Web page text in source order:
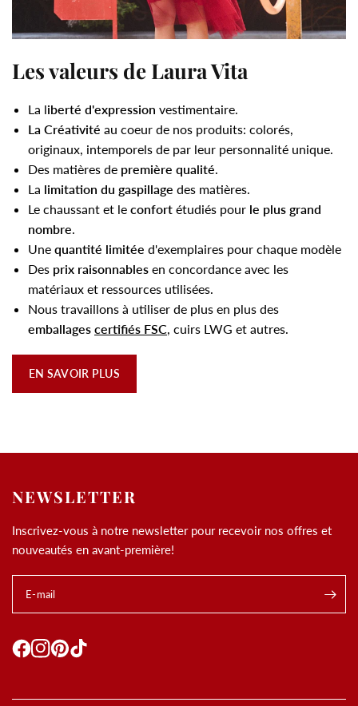
Les valeurs de Laura Vita
La liberté d'expression vestimentaire.
La Créativité au coeur de nos produits: colorés,
originaux, intemporels de par leur personnalité unique.
Des matières de première qualité.
La limitation du gaspillage des matières.
Le chaussant et le confort étudiés pour le plus grand
nombre.
Une quantité limitée d'exemplaires pour chaque modèle
Des prix raisonnables en concordance avec les
matériaux et ressources utilisées.
Nous travaillons à utiliser de plus en plus des
emballages certifiés FSC, cuirs LWG et autres.
EN SAVOIR PLUS
NEWSLETTER
Inscrivez-vous à notre newsletter pour recevoir nos offres et
nouveautés en avant-première!
E-mail
Utilisation des